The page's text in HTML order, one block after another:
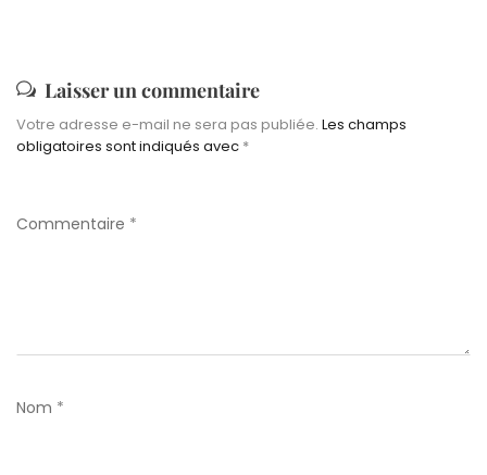
Laisser un commentaire
Votre adresse e-mail ne sera pas publiée. Les champs
obligatoires sont indiqués avec *
Commentaire *
Nom *